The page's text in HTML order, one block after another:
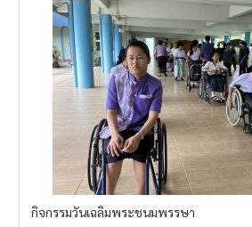
กิจกรรมวันเฉลิมพระชนมพรรษา